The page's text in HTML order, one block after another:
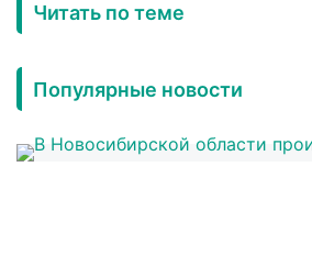
Читать по теме
Популярные новости